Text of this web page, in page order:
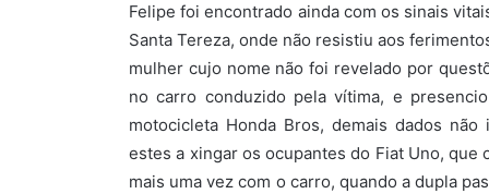
Felipe foi encontrado ainda com os sinais
Santa Tereza, onde não resistiu aos
mulher cujo nome não foi revelado por
no carro conduzido pela vítima, e
motocicleta Honda Bros, demais dados
estes a xingar os ocupantes do Fiat Uno,
mais uma vez com o carro, quando a dupla